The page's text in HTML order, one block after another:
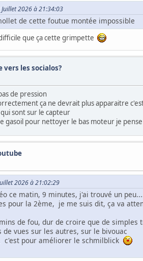
2026 à 21:34:03
de cette foutue montée impossible
que ça cette grimpette
vers les socialos?
de pression
ça ne devrait plus apparaitre
sont sur le capteur
gasoil pour nettoyer le bas moteur je
2026 à 21:02:29
ce matin, 9 minutes, j'ai trouvé un
pour la 2ème, je me suis dit, ça va
de fou, dur de croire que de simples
de vues sur les autres, sur le bivouac
c'est pour améliorer le schmilblick